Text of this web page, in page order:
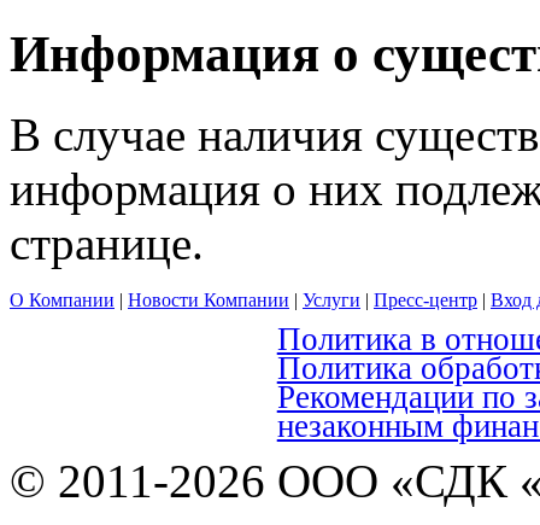
Информация о
В случае наличия
информация о них
странице.
О Компании | Новости Компании | Услуги | Пресс-центр | Вход
Политика в
Политика
Рекомендации по
незаконным
© 2011-2026 ООО «СДК